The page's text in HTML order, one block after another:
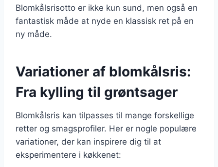
Blomkålsrisotto er ikke kun sund, men også en
fantastisk måde at nyde en klassisk ret på en
ny måde.
Variationer af blomkålsris:
Fra kylling til grøntsager
Blomkålsris kan tilpasses til mange forskellige
retter og smagsprofiler. Her er nogle populære
variationer, der kan inspirere dig til at
eksperimentere i køkkenet: